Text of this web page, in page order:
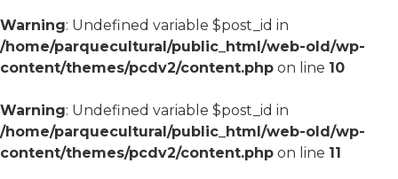
Warning: Undefined variable $post_id in
/home/parquecultural/public_html/web-old/wp-
content/themes/pcdv2/content.php on line 10
Warning: Undefined variable $post_id in
/home/parquecultural/public_html/web-old/wp-
content/themes/pcdv2/content.php on line 11